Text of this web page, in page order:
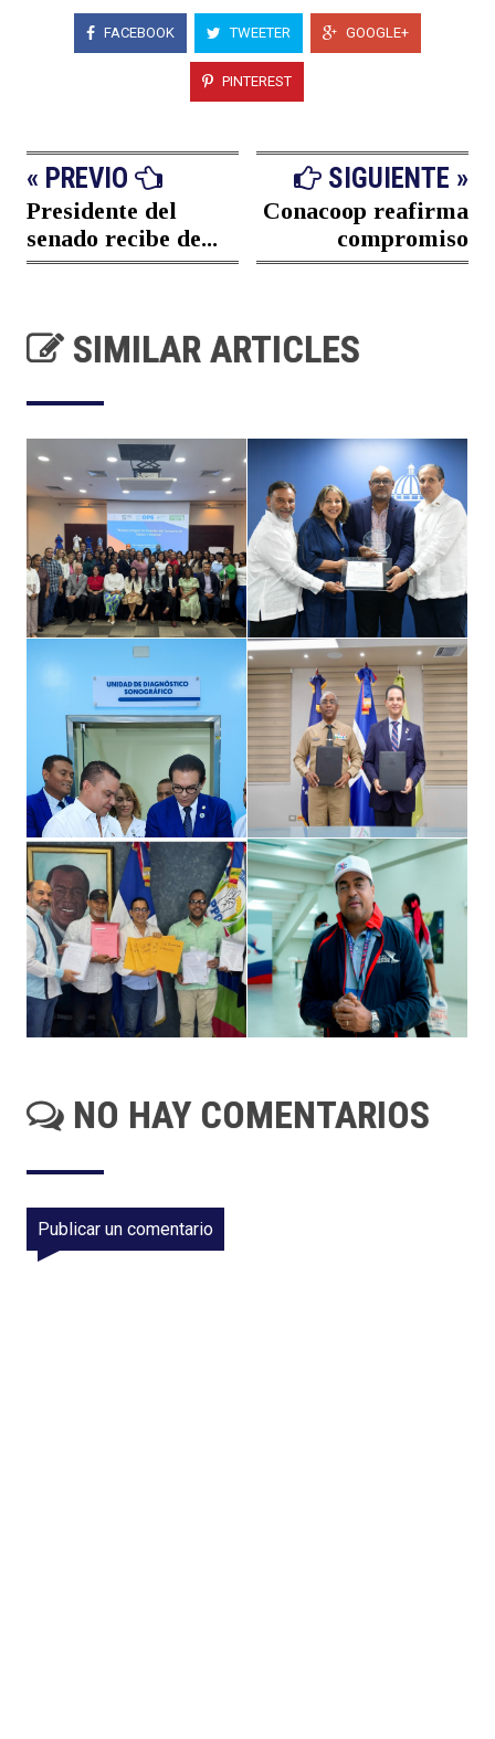
FACEBOOK TWEETER GOOGLE+
PINTEREST
« PREVIO
Presidente del
senado recibe de...
SIGUIENTE »
Conacoop reafirma
compromiso
SIMILAR ARTICLES
NO HAY COMENTARIOS
Publicar un comentario